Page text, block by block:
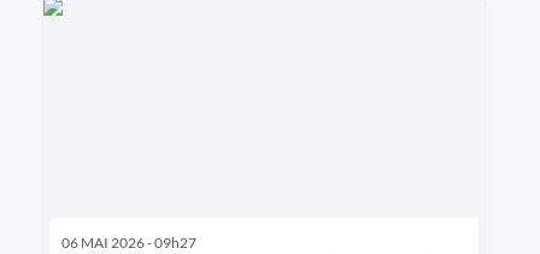
06 MAI 2026 - 09h27